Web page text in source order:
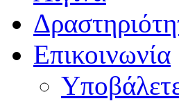
Επικοινωνία